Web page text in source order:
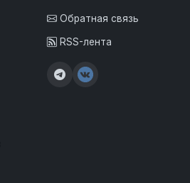
Обратная связь
RSS-лента